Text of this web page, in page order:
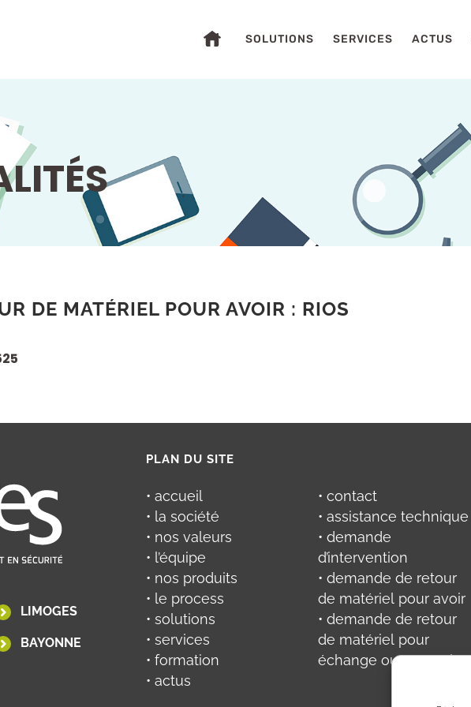
SOLUTIONS SERVICES ACTUS
DE MATÉRIEL POUR AVOIR : RIOS
LIMOGES
BAYONNE
PLAN DU SITE
• accueil
• la société
• nos valeurs
• l’équipe
• nos produits
• le process
• solutions
• services
• formation
• actus
• contact
• assistance technique
• demande
d’intervention
• demande de retour
de matériel pour avoir
• demande de retour
de matériel pour
échange ou réparation